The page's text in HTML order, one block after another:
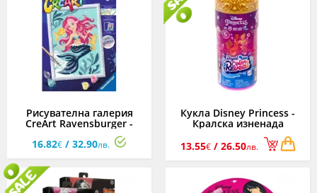
Рисувателна галерия
CreArt Ravensburger -
Очарователна русалка
16.82€ / 32.90лв.
Кукла Disney Princess -
Кралска изненада
13.55€/ 26.50лв.